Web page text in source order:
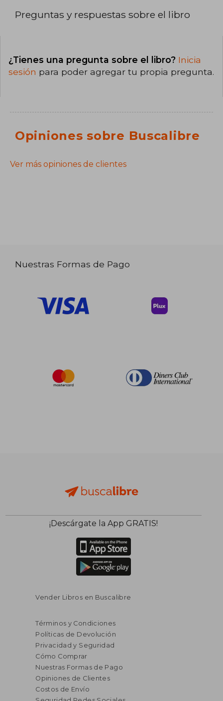
Preguntas y respuestas sobre el libro
¿Tienes una pregunta sobre el libro? Inicia
sesión para poder agregar tu propia pregunta.
Opiniones sobre Buscalibre
Ver más opiniones de clientes
Nuestras Formas de Pago
¡Descárgate la App GRATIS!
Vender Libros en Buscalibre
Términos y Condiciones
Políticas de Devolución
Privacidad y Seguridad
Cómo Comprar
Nuestras Formas de Pago
Opiniones de Clientes
Costos de Envío